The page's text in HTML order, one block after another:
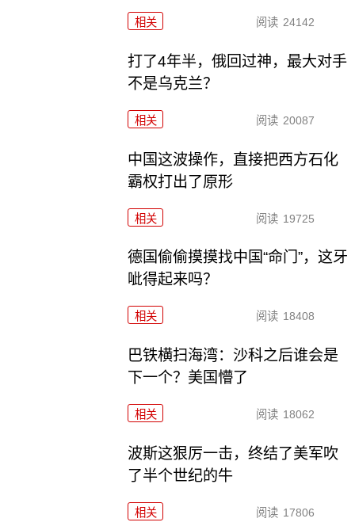
相关 阅读 24142
打了4年半，俄回过神，最大对手
不是乌克兰？
相关 阅读 20087
中国这波操作，直接把西方石化
霸权打出了原形
相关 阅读 19725
德国偷偷摸摸找中国“命门”，这牙
呲得起来吗？
相关 阅读 18408
巴铁横扫海湾：沙科之后谁会是
下一个？美国懵了
相关 阅读 18062
波斯这狠厉一击，终结了美军吹
了半个世纪的牛
相关 阅读 17806